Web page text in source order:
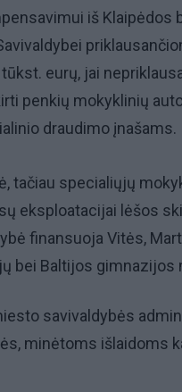
iš
eurų, jai
penkių mokyklinių
draudimo įnašams.
tačiau specialiųjų
eksploatacijai lėšos
finansuoja Vitės,
bei Baltijos
savivaldybės
minėtoms išlaidoms